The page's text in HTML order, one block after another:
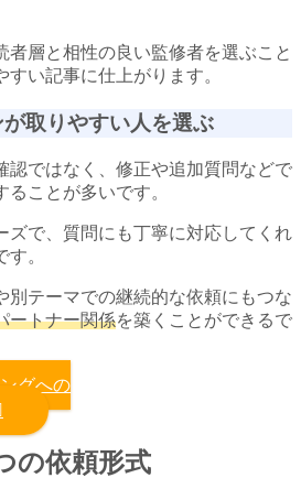
者層と相性の良い監修者を選ぶこと
い記事に仕上がります。
取りやすい人を選ぶ
認ではなく、修正や追加質問などで
ことが多いです。
ズで、質問にも丁寧に対応してくれ
。
別テーマでの継続的な依頼にもつな
ートナー関係を築くことができるで
グへの
の依頼形式